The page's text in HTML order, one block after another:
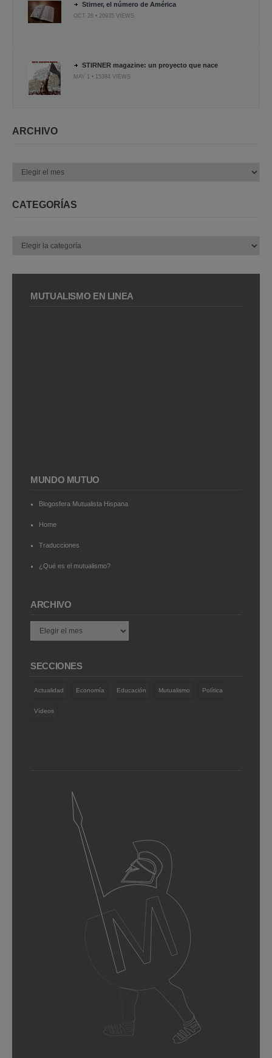
Stirner, el número de América
OCT 28 • 20935 VIEWS
STIRNER magazine: un proyecto que nace
MAY 1 • 15384 VIEWS
ARCHIVO
CATEGORÍAS
MUTUALISMO EN LÍNEA
MUNDO MUTUO
Blogosfera Mutualista Hispana
Home
Traducciones
¿Qué es el mutualismo?
ARCHIVO
Archivo
SECCIONES
Actualidad Economía Educación Mutualismo Política
Vídeos